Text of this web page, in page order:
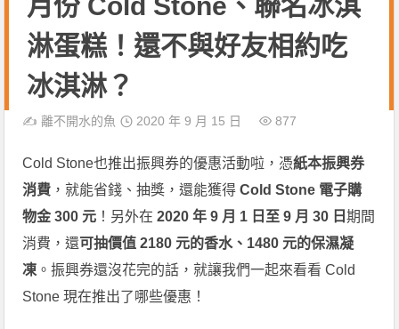
月份 Cold Stone、聯名冰淇
淋蛋糕！還不與好友相約吃
冰淇淋？
✍️離不開水的魚 2020 年 9 月 15 日 877
Cold Stone也推出振興券的優惠活動啦，憑紙本振興券
消費 ，就能省錢、抽獎，還能獲得Cold Stone 電子購
物金 300 元 ！另外在 2020 年 9 月 1 日至 9 月 30 日期間
消費，還可抽價值 2180 元的香水、1480 元的保濕凝
凍 。振興券還沒花完的話，就讓我們一起來看看 Cold
Stone 現在推出了哪些優惠！